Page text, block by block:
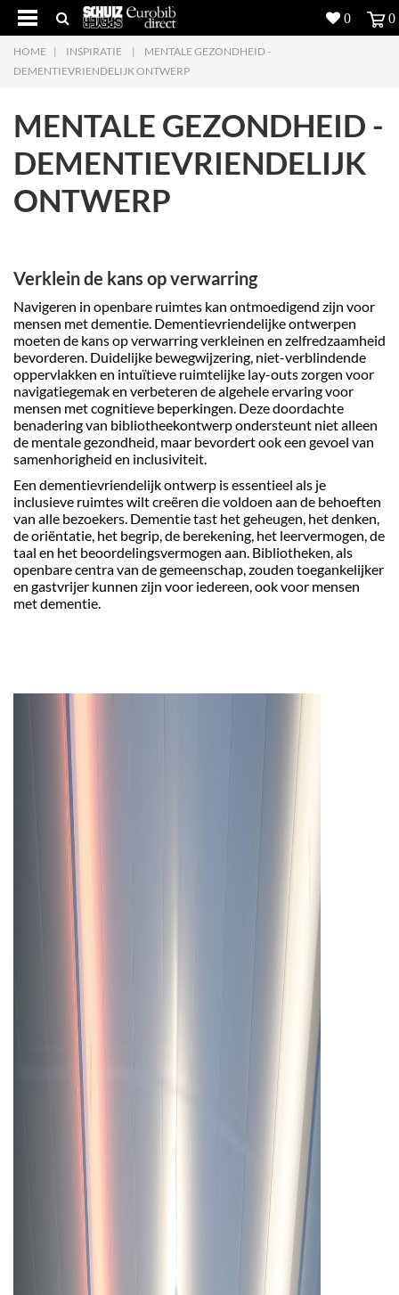
Producten
Downloads
Contacteer ons
HOME | INSPIRATIE |
MENTALE GEZONDHEID -
DEMENTIEVRIENDELIJK ONTWERP
MENTALE GEZONDHEID -
DEMENTIEVRIENDELIJK
ONTWERP
Verklein de kans op verwarring
Navigeren in openbare ruimtes kan ontmoedigend zijn voor
mensen met dementie. Dementievriendelijke ontwerpen
moeten de kans op verwarring verkleinen en zelfredzaamheid
bevorderen. Duidelijke bewegwijzering, niet-verblindende
oppervlakken en intuïtieve ruimtelijke lay-outs zorgen voor
navigatiegemak en verbeteren de algehele ervaring voor
mensen met cognitieve beperkingen. Deze doordachte
benadering van bibliotheekontwerp ondersteunt niet alleen
de mentale gezondheid, maar bevordert ook een gevoel van
samenhorigheid en inclusiviteit.
Een dementievriendelijk ontwerp is essentieel als je
inclusieve ruimtes wilt creëren die voldoen aan de behoeften
van alle bezoekers. Dementie tast het geheugen, het denken,
de oriëntatie, het begrip, de berekening, het leervermogen, de
taal en het beoordelingsvermogen aan. Bibliotheken, als
openbare centra van de gemeenschap, zouden toegankelijker
en gastvrijer kunnen zijn voor iedereen, ook voor mensen
met dementie.
0 0